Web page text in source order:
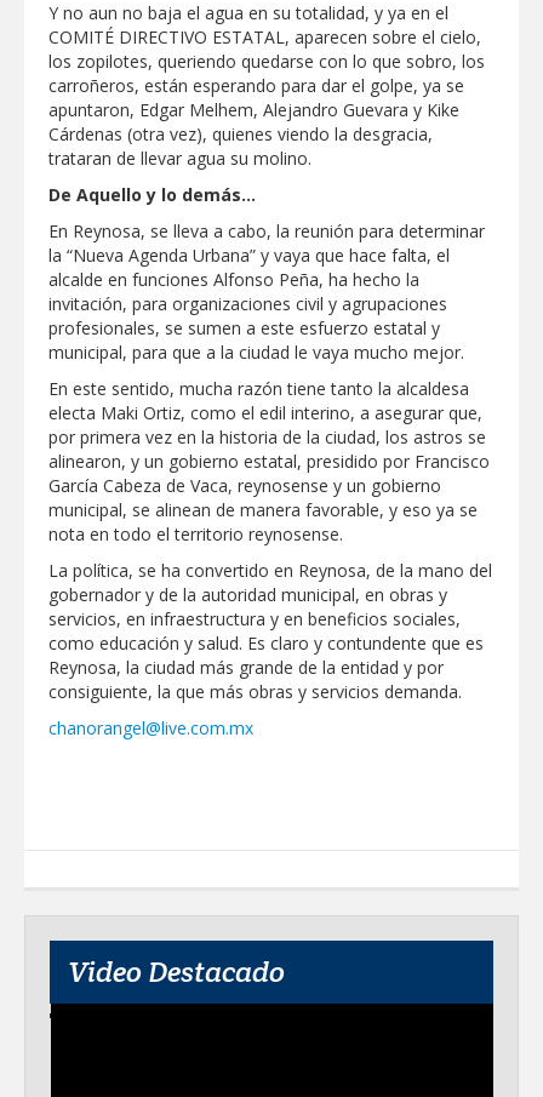
Y no aun no baja el agua en su totalidad, y ya en el
COMITÉ DIRECTIVO ESTATAL, aparecen sobre el cielo,
los zopilotes, queriendo quedarse con lo que sobro, los
carroñeros, están esperando para dar el golpe, ya se
apuntaron, Edgar Melhem, Alejandro Guevara y Kike
Cárdenas (otra vez), quienes viendo la desgracia,
trataran de llevar agua su molino.
De Aquello y lo demás…
En Reynosa, se lleva a cabo, la reunión para determinar
la “Nueva Agenda Urbana” y vaya que hace falta, el
alcalde en funciones Alfonso Peña, ha hecho la
invitación, para organizaciones civil y agrupaciones
profesionales, se sumen a este esfuerzo estatal y
municipal, para que a la ciudad le vaya mucho mejor.
En este sentido, mucha razón tiene tanto la alcaldesa
electa Maki Ortiz, como el edil interino, a asegurar que,
por primera vez en la historia de la ciudad, los astros se
alinearon, y un gobierno estatal, presidido por Francisco
García Cabeza de Vaca, reynosense y un gobierno
municipal, se alinean de manera favorable, y eso ya se
nota en todo el territorio reynosense.
La política, se ha convertido en Reynosa, de la mano del
gobernador y de la autoridad municipal, en obras y
servicios, en infraestructura y en beneficios sociales,
como educación y salud. Es claro y contundente que es
Reynosa, la ciudad más grande de la entidad y por
consiguiente, la que más obras y servicios demanda.
chanorangel@live.com.mx
Video Destacado